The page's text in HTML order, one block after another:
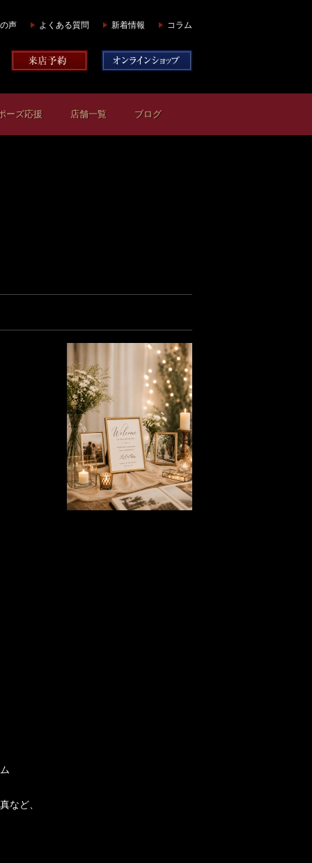
声 よくある質問 新着情報 コラム
ーズ応援 店舗一覧 ブログ
など、